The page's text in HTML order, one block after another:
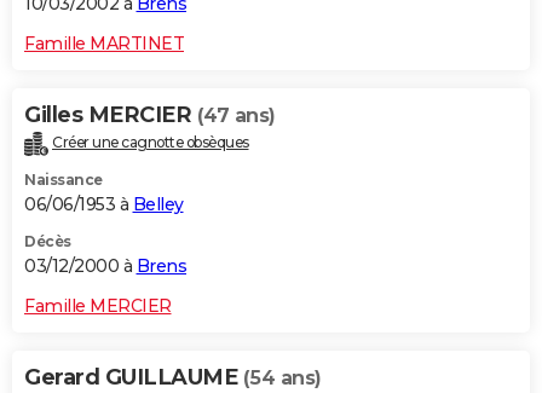
Famille MARTINET
Gilles MERCIER (47 ans)
Créer une cagnotte obsèques
Naissance
06/06/1953 à Belley
Décès
03/12/2000 à Brens
Famille MERCIER
Gerard GUILLAUME (54 ans)